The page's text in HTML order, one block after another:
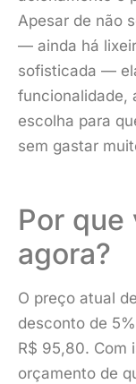
Apesar de não
— ainda há
sofisticada —
funcionalidade,
escolha para
sem gastar
Por que
agora?
O preço atual
desconto de
R$ 95,80. Com
orçamento de